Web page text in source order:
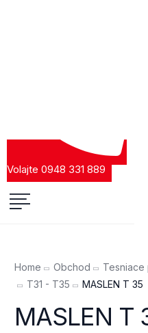
Volajte 0948 331 889
Home Obchod
Tesniace
T31 - T35
MASLEN T 35
MASLEN T